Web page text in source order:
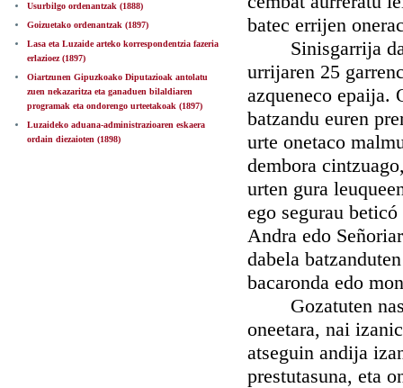
Usurbilgo ordenantzak (1888)
Goizuetako ordenantzak (1897)
Lasa eta Luzaide arteko korrespondentzia fazeria
erlazioez (1897)
Oiartzunen Gipuzkoako Diputazioak antolatu
zuen nekazaritza eta ganaduen bilaldiaren
programak eta ondorengo urteetakoak (1897)
Luzaideko aduana-administrazioaren eskaera
ordain diezaioten (1898)
batec errijen
Sinisgarrija da
urrijaren 25
azqueneco epaija.
batzandu euren
urte onetaco
dembora
urten gura
ego segurau
Andra edo
dabela
bacaronda edo
Gozatuten nas
oneetara, nai
atseguin andija
prestutasuna, eta